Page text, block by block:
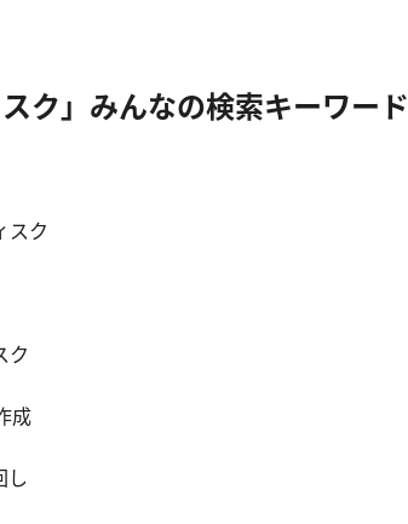
スク」みんなの検索キーワード
スク
ク
成
し